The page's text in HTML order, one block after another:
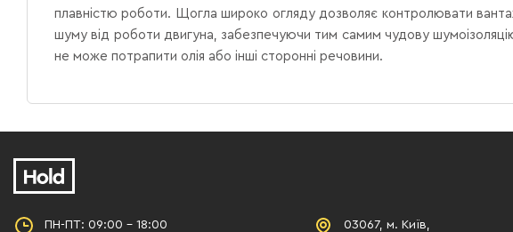
плавністю роботи. Щогла широко огляду дозволяє контролювати
шуму від роботи двигуна, забезпечуючи тим самим чудову
не може потрапити олія або інші сторонні речовини.
ПН-ПТ: 09:00 - 18:00
03067, м. Київ,